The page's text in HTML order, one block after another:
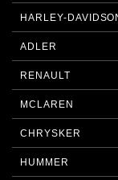
HARLEY-
ADLER
RENAULT
MCLAREN
CHRYSKER
HUMMER